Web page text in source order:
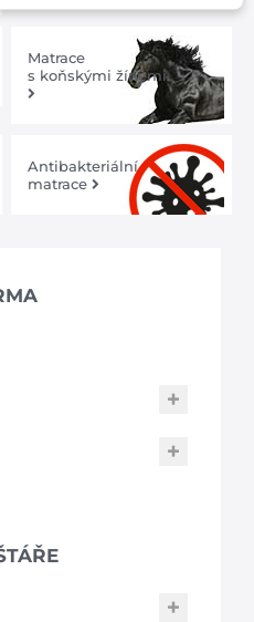
Matrace
s koňskými žíněmi
Antibakteriální
matrace